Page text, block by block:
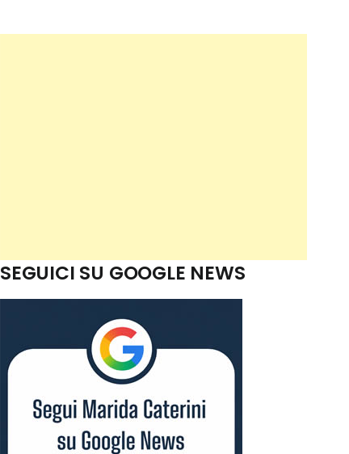
SEGUICI SU GOOGLE NEWS